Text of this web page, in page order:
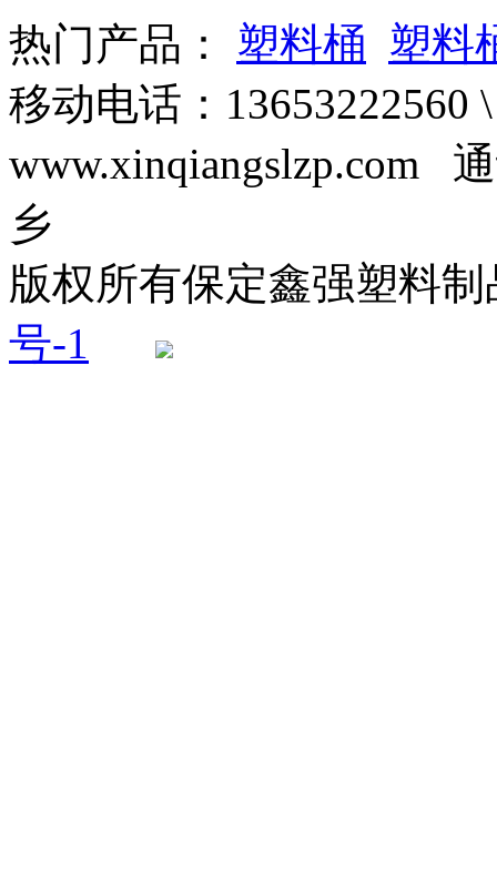
热门产品： 塑料桶 塑料
移动电话：
www.xinqiangslzp.com
乡
版权所有保定鑫强塑料
号-1